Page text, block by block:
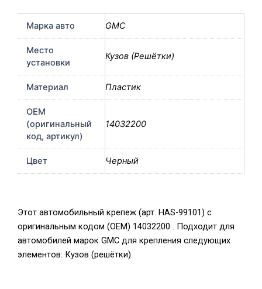
Марка авто GMC
Место
установки
Кузов (Решётки)
Материал Пластик
OEM
(оригинальный
код, артикул)
14032200
Цвет Черный
Этот автомобильный крепеж (арт. HAS-99101) с
оригинальным кодом (OEM) 14032200 . Подходит для
автомобилей марок GMC для крепления следующих
элементов: Кузов (решётки).